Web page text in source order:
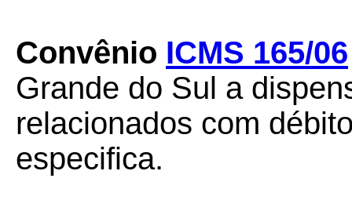
Convênio ICMS 165/06
Grande do Sul a
relacionados com
especifica.